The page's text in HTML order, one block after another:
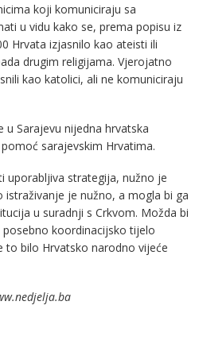
koji komuniciraju sa
u vidu kako se, prema popisu iz
Hrvata izjasnilo kao ateisti ili
drugim religijama. Vjerojatno
kao katolici, ali ne komuniciraju
u Sarajevu nijedna hrvatska
sarajevskim Hrvatima.
uporabljiva strategija, nužno je
istraživanje je nužno, a mogla bi ga
u suradnji s Crkvom. Možda bi
koordinacijsko tijelo
to bilo Hrvatsko narodno vijeće